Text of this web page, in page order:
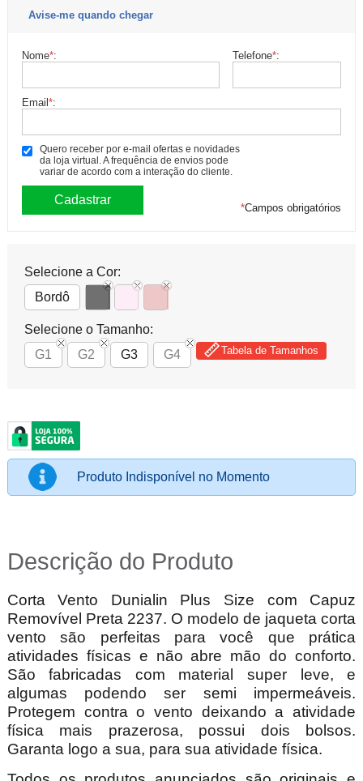
Avise-me quando chegar
Nome*: Telefone*:
Email*:
Quero receber por e-mail ofertas e novidades
da loja virtual. A frequência de envios pode
variar de acordo com a interação do cliente.
*Campos obrigatórios
Selecione a Cor:
Bordô
Selecione o Tamanho:
G1
G2 G3 G4 Tabela de Tamanhos
Produto Indisponível no Momento
Descrição do Produto
Corta Vento Dunialin Plus Size com Capuz
Removível Preta 2237. O modelo de jaqueta corta
vento são perfeitas para você que prática
atividades físicas e não abre mão do conforto.
São fabricadas com material super leve, e
algumas podendo ser semi impermeáveis.
Protegem contra o vento deixando a atividade
física mais prazerosa, possui dois bolsos.
Garanta logo a sua, para sua atividade física.